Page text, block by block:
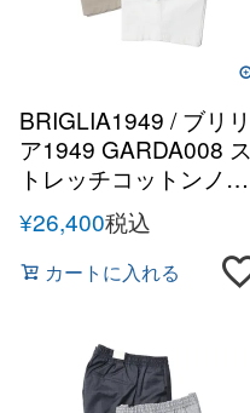
BRIGLIA1949 / ブリリ
ア1949 GARDA008 ス
トレッチコットンノー
プリーツショーツ
¥26,400税込
カートに入れる